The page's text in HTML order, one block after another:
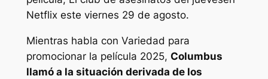
Netflix este viernes 29 de agosto.
Mientras habla con Variedad para
promocionar la película 2025, Columbus
llamó a la situación derivada de los